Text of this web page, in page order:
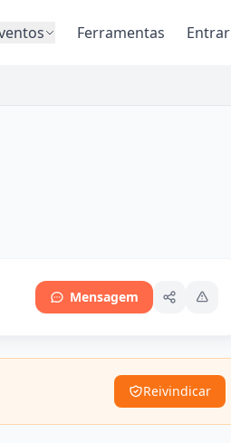
Ferramentas Entrar
Mensagem
Reivindicar